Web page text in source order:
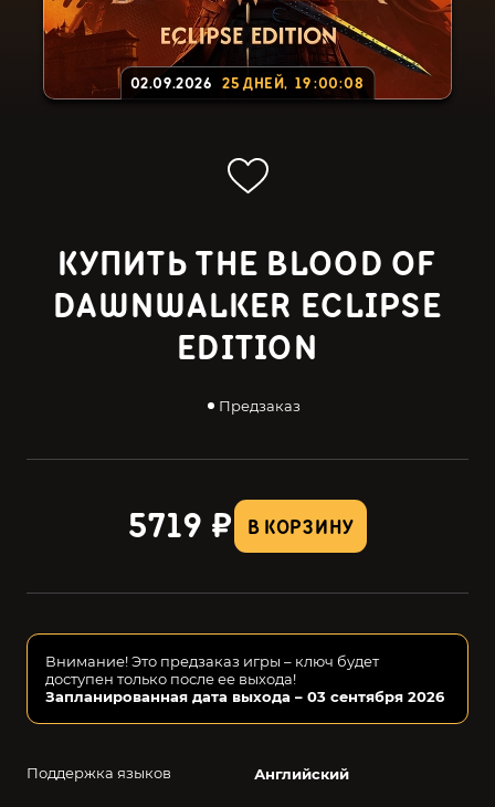
02.09.2026 25 ДНЕЙ, 19:00:07
КУПИТЬ THE BLOOD OF
DAWNWALKER ECLIPSE
EDITION
Предзаказ
В КОРЗИНУ
5719 ₽
Поддержка языков Английский
Внимание! Это предзаказ игры – ключ будет
доступен только после ее выхода!
Запланированная дата выхода – 03 сентября 2026